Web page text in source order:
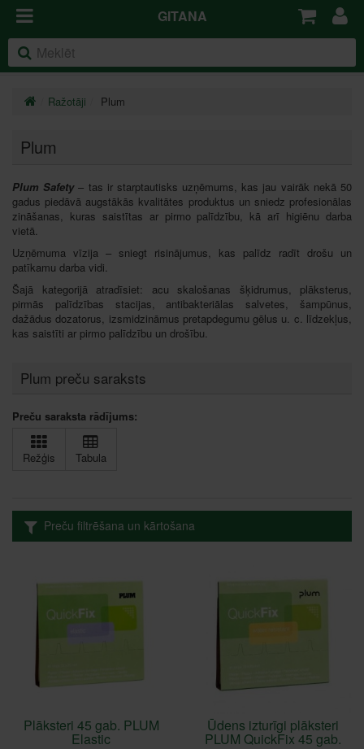
GITANA
Ražotāji Plum
Plum
Plum Safety– tas ir starptautisks uzņēmums, kas jau vairāk nekā 50
gadus piedāvā augstākās kvalitātes produktus un sniedz profesionālas
zināšanas, kuras saistītas ar pirmo palīdzību, kā arī higiēnu darba
vietā.
Uzņēmuma vīzija – sniegt risinājumus, kas palīdz radīt drošu un
patīkamu darba vidi.
Šajā kategorijā atradīsiet: acu skalošanas šķidrumus, plāksterus,
pirmās palīdzības stacijas, antibakteriālas salvetes, šampūnus,
dažādus dozatorus, izsmidzināmus pretapdegumu gēlus u. c. līdzekļus,
kas saistīti ar pirmo palīdzību un drošību.
Plum preču saraksts
Preču saraksta rādījums:
Režģis Tabula
Preču filtrēšana un kārtošana
Plāksteri 45 gab. PLUM
Elastic
Ūdens izturīgi plāksteri
PLUM QuickFix 45 gab.